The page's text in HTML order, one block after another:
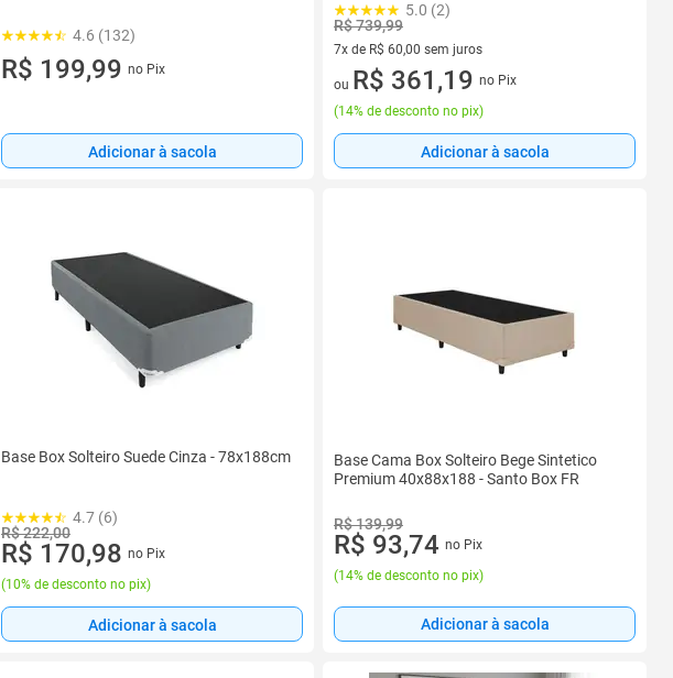
4.6 (132)
R$ 199,99 no Pix
Adicionar à sacola
5.0 (2)
R$ 739,99
7x de R$ 60,00 sem juros
7 vez de R$ 60,00 sem juros
ou R$ 361,19 no Pix
(14% de desconto no pix)
Adicionar à sacola
Base Box Solteiro Suede Cinza - 78x188cm
4.7 (6)
R$ 222,00
R$ 170,98 no Pix
(10% de desconto no pix)
Adicionar à sacola
Base Cama Box Solteiro Bege Sintetico
Premium 40x88x188 - Santo Box FR
R$ 139,99
R$ 93,74 no Pix
(14% de desconto no pix)
Adicionar à sacola